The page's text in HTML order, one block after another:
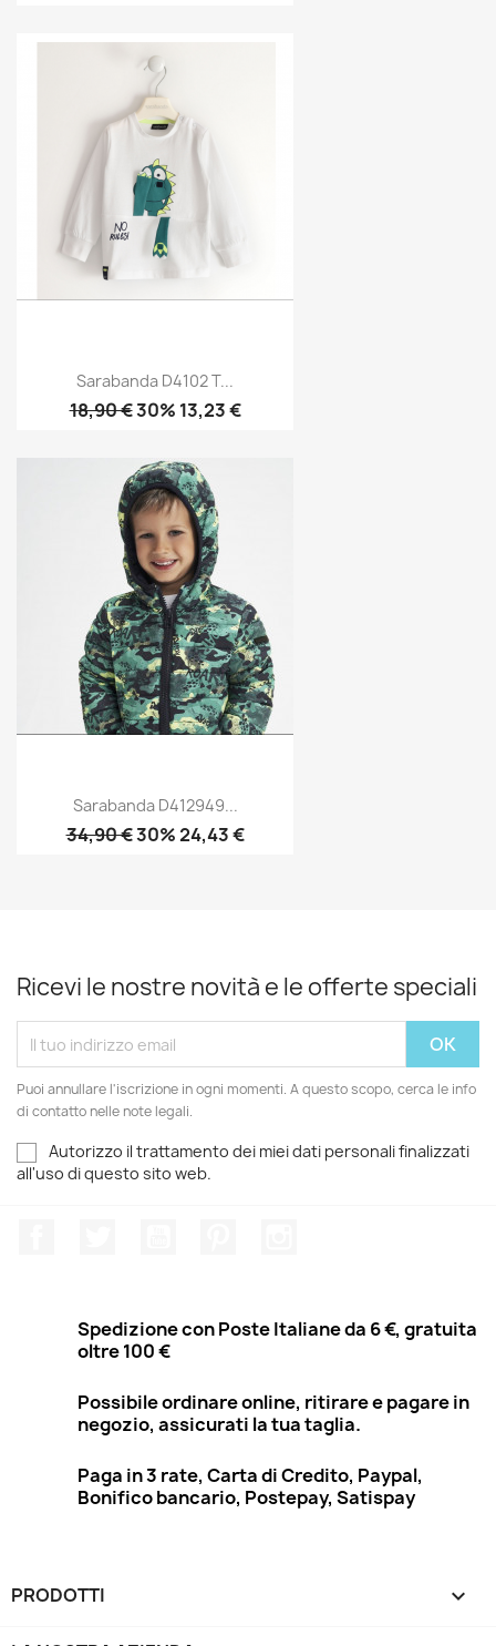
Sarabanda D4102 T...
18,90 €30% 13,23 €
Sarabanda D412949...
34,90 €30% 24,43 €
Ricevi le nostre novità e le offerte speciali
Puoi annullare l'iscrizione in ogni momenti. A questo scopo, cerca le info
di contatto nelle note legali.
Autorizzo il trattamento dei miei dati personali finalizzati
all'uso di questo sito web.
Spedizione con Poste Italiane da 6 €, gratuita
oltre 100 €
Possibile ordinare online, ritirare e pagare in
negozio, assicurati la tua taglia.
Paga in 3 rate, Carta di Credito, Paypal,
Bonifico bancario, Postepay, Satispay
PRODOTTI 